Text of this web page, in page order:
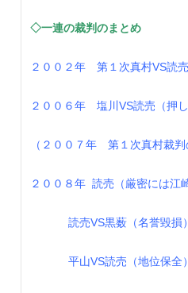
◇一連の裁判のまとめ
２００２年 第１次真村VS読売
２００６年 塩川VS読売（押し
（２００７年 第１次真村裁判
２００８年 読売（厳密には江
読売VS黒薮（名誉毀損）
平山VS読売（地位保全）